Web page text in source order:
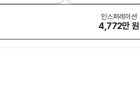
인스퍼레이션
4,772만 원